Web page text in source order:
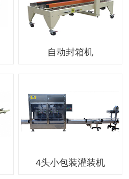
自动封箱机
4头小包装灌装机